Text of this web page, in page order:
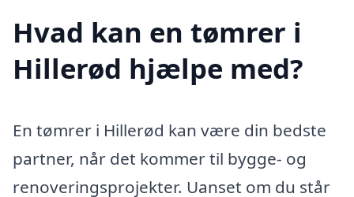
Hvad kan en tømrer i
Hillerød hjælpe med?
En tømrer i Hillerød kan være din bedste
partner, når det kommer til bygge- og
renoveringsprojekter. Uanset om du står